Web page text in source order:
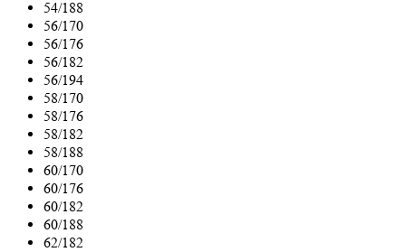
54/188
56/170
56/176
56/182
56/194
58/170
58/176
58/182
58/188
60/170
60/176
60/182
60/188
62/182